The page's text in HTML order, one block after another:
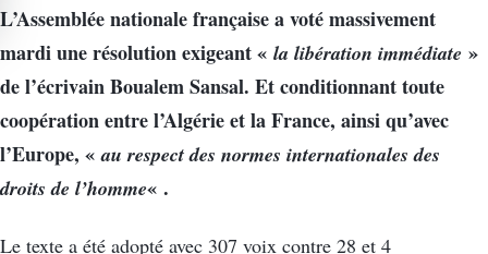
L’Assemblée nationale française a voté massivement
mardi une résolution exigeant « la libération immédiate »
de l’écrivain Boualem Sansal. Et conditionnant toute
coopération entre l’Algérie et la France, ainsi qu’avec
l’Europe, «au respect des normes internationales des
droits de l’homme« .
Le texte a été adopté avec 307 voix contre 28 et 4